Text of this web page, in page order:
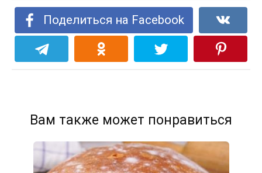
Поделиться на Facebook
Вам также может понравиться